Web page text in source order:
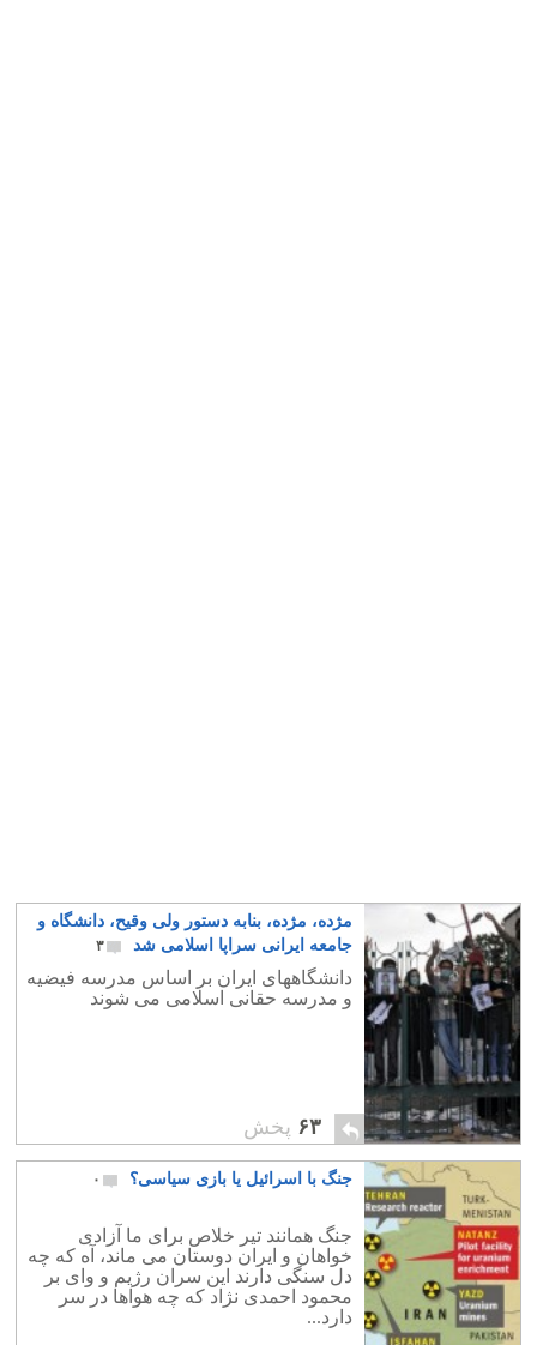
مژده، مژده، بنابه دستور ولی وقیح، دانشگاه و
جامعه ایرانی سراپا اسلامی شد
۳
دانشگاههای ایران بر اساس مدرسه فیضیه
و مدرسه حقانی اسلامی می شوند
۶۳ پخش
جنگ با اسرائیل یا بازی سیاسی؟ ۰
جنگ همانند تیر خلاص برای ما آزادی
خواهان و ایران دوستان می ماند، آه که چه
دل سنگی دارند این سران رژیم و وای بر
محمود احمدی نژاد که چه هواها در سر
دارد...